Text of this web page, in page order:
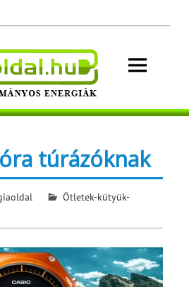
energiák.
túrázóknak
Ötletek-kütyük-